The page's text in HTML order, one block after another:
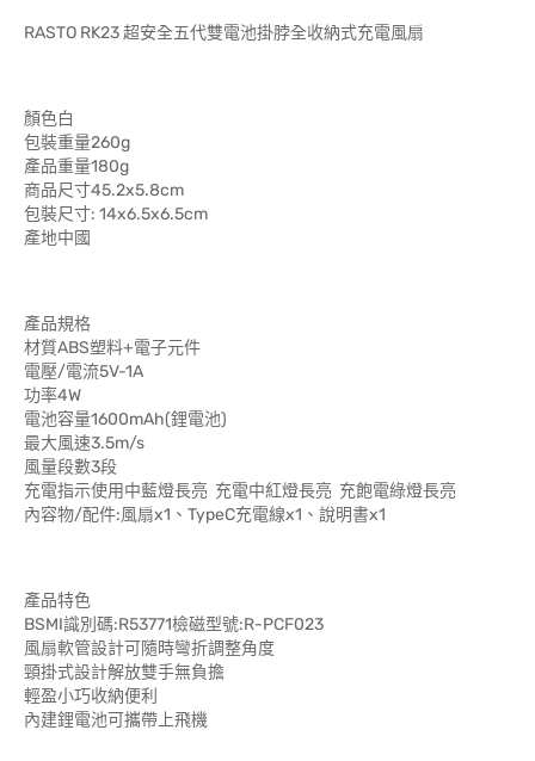
RASTO RK23 超安全五代雙電池掛脖全收納式充電風扇
顏色白
包裝重量260g
產品重量180g
商品尺寸45.2x5.8cm
包裝尺寸: 14x6.5x6.5cm
產地中國
產品規格
材質ABS塑料+電子元件
電壓/電流5V-1A
功率4W
電池容量1600mAh(鋰電池)
最大風速3.5m/s
風量段數3段
充電指示使用中藍燈長亮 充電中紅燈長亮 充飽電綠燈長亮
內容物/配件:風扇x1、TypeC充電線x1、說明書x1
產品特色
BSMI識別碼:R53771檢磁型號:R-PCF023
風扇軟管設計可隨時彎折調整角度
頸掛式設計解放雙手無負擔
輕盈小巧收納便利
內建鋰電池可攜帶上飛機